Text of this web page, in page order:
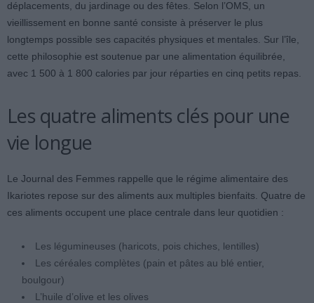
déplacements, du jardinage ou des fêtes. Selon l’OMS, un
vieillissement en bonne santé consiste à préserver le plus
longtemps possible ses capacités physiques et mentales. Sur l’île,
cette philosophie est soutenue par une alimentation équilibrée,
avec 1 500 à 1 800 calories par jour réparties en cinq petits repas.
Les quatre aliments clés pour une
vie longue
Le Journal des Femmes rappelle que le régime alimentaire des
Ikariotes repose sur des aliments aux multiples bienfaits. Quatre de
ces aliments occupent une place centrale dans leur quotidien :
Les légumineuses (haricots, pois chiches, lentilles)
Les céréales complètes (pain et pâtes au blé entier,
boulgour)
L’huile d’olive et les olives